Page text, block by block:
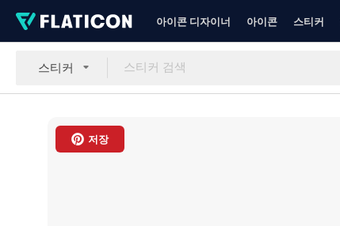
아이콘 디자이너 아이콘 스티커
스티커
저장